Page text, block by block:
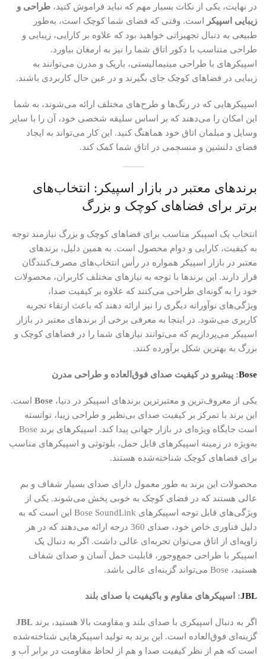
در نهایت، یکی از نکات بسیار مهم که نباید فراموش کنید، طراحی و
زیبایی اسپیکر است. وقتی که فضای شما کوچک است، به‌طور
طبیعی به دنبال تجهیزاتی خواهید بود که علاوه بر کارایی، زیبایی و
طراحی متناسب با دکور اتاق شما را نیز به ارمغان بیاورد.
اسپیکرهای با طراحی مینیمالیستی، باریک و مدرن می‌توانند به
زیبایی در فضاهای کوچک جای بگیرند و در عین حال کاربردی باشند.
اسپیکرهایی که در رنگ‌ها و طرح‌های مختلف ارائه می‌شوند، به شما
این امکان را می‌دهند که بر اساس سلیقه شخصی خود، آن را با سایر
وسایل و مبلمان اتاق خود هماهنگ کنید. این کار می‌تواند به ایجاد
فضای دلنشین و منسجمی در اتاق شما کمک کند.
برندهای معتبر در بازار اسپیکر: انتخاب‌های
برتر برای فضاهای کوچک و بزرگ
انتخاب یک اسپیکر مناسب برای فضاهای کوچک و بزرگ نیازمند توجه
به کیفیت، کارایی و دوام محصول است. به همین دلیل، برندهای
معتبر در بازار اسپیکر همواره در رأس انتخاب‌های مصرف‌کنندگان
قرار دارند. این برندها با توجه به نیازهای مختلف کاربران، محصولات
خود را به گونه‌ای طراحی می‌کنند که علاوه بر کیفیت صدا،
ویژگی‌های نوآورانه دیگری را نیز ارائه دهند که باعث ارتقاء تجربه
کاربری می‌شود. در اینجا به معرفی برخی از برندهای معتبر در بازار
اسپیکر می‌پردازیم که می‌توانند نیازهای شما را در فضاهای کوچک و
بزرگ به بهترین شکل برآورده کنند.
Bose: پیشرو در کیفیت صدای فوق‌العاده و طراحی مدرن
یکی از معروف‌ترین و معتبرترین برندهای اسپیکر در دنیا، Bose است.
این برند با تمرکز بر کیفیت صدای بی‌نظیر و طراحی زیبا، توانسته
است جایگاه ویژه‌ای در بازار جهانی پیدا کند. اسپیکرهای برند Bose
به‌ویژه در زمینه اسپیکرهای قابل حمل، بلوتوثی و اسپیکرهای مناسب
برای فضاهای کوچک شناخته‌شده هستند.
محصولات این برند به طور معمول دارای صدای بسیار شفاف و بم
عالی هستند که در فضای کوچک به خوبی پخش می‌شوند. یکی از
ویژگی‌های قابل توجه اسپیکرهای Bose SoundLink این است که به
دلیل فناوری خاص خود، صدای 360 درجه ارائه می‌دهند که در هر
زاویه‌ای از اتاق می‌توان تجربه‌ای عالی داشت. اگر به دنبال یک
اسپیکر با طراحی جمع‌وجور، قابلیت حمل آسان و صدای شفاف
هستید، Bose می‌تواند گزینه‌ای عالی باشد.
JBL: اسپیکرهای مقاوم و باکیفیت با صدای بلند
اگر به دنبال اسپیکری با صدای بلند و مقاومت بالا هستید، برند JBL
گزینه‌ای فوق‌العاده است. این برند به تولید اسپیکرهایی شناخته‌شده
است که هم از نظر کیفیت صدا و هم از لحاظ مقاومت در برابر آب و